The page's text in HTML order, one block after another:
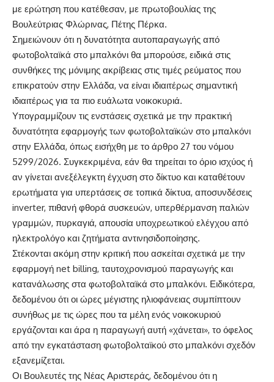
με ερώτηση που κατέθεσαν, με πρωτοβουλίας της
Βουλεύτριας Φλώρινας, Πέτης Πέρκα.
Σημειώνουν ότι η δυνατότητα αυτοπαραγωγής από
φωτοβολταϊκά στο μπαλκόνι θα μπορούσε, ειδικά στις
συνθήκες της μόνιμης ακρίβειας στις τιμές ρεύματος που
επικρατούν στην Ελλάδα, να είναι ιδιαιτέρως σημαντική
ιδιαιτέρως για τα πιο ευάλωτα νοικοκυριά.
Υπογραμμίζουν τις ενστάσεις σχετικά με την πρακτική
δυνατότητα εφαρμογής των φωτοβολταϊκών στο μπαλκόνι
στην Ελλάδα, όπως εισήχθη με το άρθρο 27 του νόμου
5299/2026. Συγκεκριμένα, εάν θα τηρείται το όριο ισχύος ή
αν γίνεται ανεξέλεγκτη έγχυση στο δίκτυο και καταθέτουν
ερωτήματα για υπερτάσεις σε τοπικά δίκτυα, αποσυνδέσεις
inverter, πιθανή φθορά συσκευών, υπερθέρμανση παλιών
γραμμών, πυρκαγιά, απουσία υποχρεωτικού ελέγχου από
ηλεκτρολόγο και ζητήματα αντινησιδοποίησης.
Στέκονται ακόμη στην κριτική που ασκείται σχετικά με την
εφαρμογή net billing, ταυτοχρονισμού παραγωγής και
κατανάλωσης στα φωτοβολταϊκά στο μπαλκόνι. Ειδικότερα,
δεδομένου ότι οι ώρες μέγιστης ηλιοφάνειας συμπίπτουν
συνήθως με τις ώρες που τα μέλη ενός νοικοκυριού
εργάζονται και άρα η παραγωγή αυτή «χάνεται», το όφελος
από την εγκατάσταση φωτοβολταϊκού στο μπαλκόνι σχεδόν
εξανεμίζεται.
Οι Βουλευτές της Νέας Αριστεράς, δεδομένου ότι η